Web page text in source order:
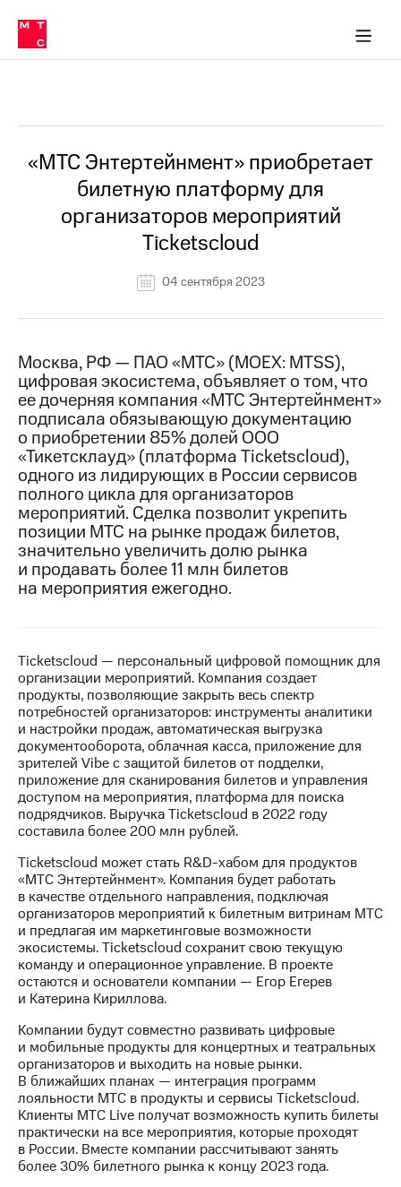
Медиа-центр
и акционерам
Устойчивое развитие
Комплаенс и деловая этика
компании
Карьера
История
компании
Руководство
информация
Медиа-центр
Пресс-
релизы
МТС
о технологиях
Достижения
Интервью
Финансовая
отчетность
Контакты
регионе
и акционерам
Корпоративное
управление
Корпоративный
секретарь
Раскрытие
информации
Информация
акционерам
Документы
ПАО
"МТС"
Собрания
акционеров
Личный
кабинет
акционера
Акционерный
капитал
Контроль
и
аудит
Рынок
акций
Описание
Программа
в МТС
Пресс-
релизы
МТС
о технологиях
«МТС Энтертейнмент» приобретает
билетную платформу для
организаторов мероприятий
Ticketscloud
04 сентября 2023
Москва, РФ — ПАО «МТС» (MOEX: MTSS),
цифровая экосистема, объявляет о том, что
ее дочерняя компания «МТС Энтертейнмент»
подписала обязывающую документацию
о приобретении 85% долей ООО
«Тикетсклауд» (платформа Ticketscloud),
одного из лидирующих в России сервисов
полного цикла для организаторов
мероприятий. Сделка позволит укрепить
позиции МТС на рынке продаж билетов,
значительно увеличить долю рынка
и продавать более 11 млн билетов
на мероприятия ежегодно.
Ticketscloud — персональный цифровой помощник для
организации мероприятий. Компания создает
продукты, позволяющие закрыть весь спектр
потребностей организаторов: инструменты аналитики
и настройки продаж, автоматическая выгрузка
документооборота, облачная касса, приложение для
зрителей Vibe с защитой билетов от подделки,
приложение для сканирования билетов и управления
доступом на мероприятия, платформа для поиска
подрядчиков. Выручка Ticketscloud в 2022 году
составила более 200 млн рублей.
Ticketscloud может стать R&D-хабом для продуктов
«МТС Энтертейнмент». Компания будет работать
в качестве отдельного направления, подключая
организаторов мероприятий к билетным витринам МТС
и предлагая им маркетинговые возможности
экосистемы. Ticketscloud сохранит свою текущую
команду и операционное управление. В проекте
остаются и основатели компании — Егор Егерев
и Катерина Кириллова.
Компании будут совместно развивать цифровые
и мобильные продукты для концертных и театральных
организаторов и выходить на новые рынки.
В ближайших планах — интеграция программ
лояльности МТС в продукты и сервисы Ticketscloud.
Клиенты МТС Live получат возможность купить билеты
практически на все мероприятия, которые проходят
в России. Вместе компании рассчитывают занять
более 30% билетного рынка к концу 2023 года.